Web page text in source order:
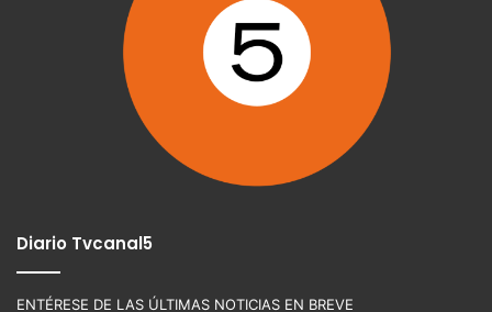
Diario Tvcanal5
ENTÉRESE DE LAS ÚLTIMAS NOTICIAS EN BREVE